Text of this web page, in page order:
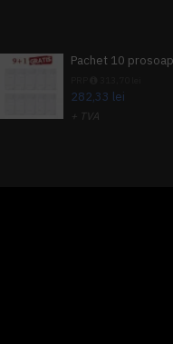
282,33 lei
+ TVA